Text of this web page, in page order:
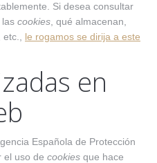
Si desea consultar
las cookies , qué almacenan,
le rogamos se dirija a este
en
Española de Protección
el uso de cookies que hace